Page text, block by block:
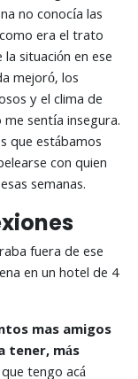
no conocía las
era el trato
situación en ese
mejoró, los
y el clima de
sentía insegura.
que estábamos
con quien
semanas.
fuera de ese
en un hotel de 4
mas amigos
tener, más
tengo acá